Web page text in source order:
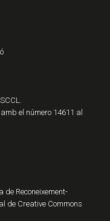
el número 14611 al
de Reconeixement-
de Creative Commons